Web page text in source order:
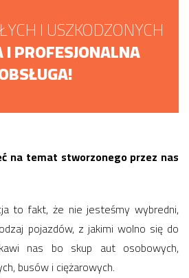
I USZKODZONYCH
I PROFESJONALNA
na temat stworzonego przez nas
to fakt, że nie jesteśmy wybredni,
pojazdów, z jakimi wolno się do
nas bo skup aut osobowych,
busów i ciężarowych.